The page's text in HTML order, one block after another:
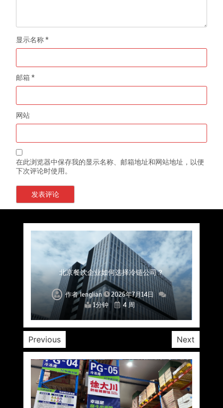
显示名称*
邮箱*
网站
在此浏览器中保存我的显示名称、邮箱地址和网站地址，以便
下次评论时使用。
上海餐饮连锁加速，冷链配送如何破解冻品食材
流通难题？
作者lenglian
2026年7月14日
1分钟
4 周
杭州中央厨房布局餐饮连锁，冷链配送如何打通
关键一环
作者lenglian
2026年7月14日
1分钟
4 周
北京餐饮企业如何选择冷链公司？
作者lenglian
2026年7月14日
1分钟
4 周
深圳冷链物流如何护航餐饮连锁？冻品食材流通
全解析
作者lenglian
2026年7月14日
1分钟
4 周
北京餐饮仓配一体化的核心价值与落地实践解析
作者lenglian
2026年7月14日
1分钟
4 周
武汉冻品配送三要素：控温、时效、低成本如何
兼得？
作者lenglian
2026年7月14日
1分钟
4 周
重庆冷链布局解冻食材运输密码，餐饮连锁如何
稳控品质？
作者lenglian
2026年7月14日
1分钟
4 周
Previous Next